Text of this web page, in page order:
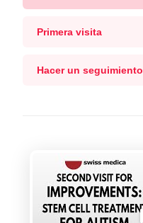
Primera visita
Hacer un seguimiento